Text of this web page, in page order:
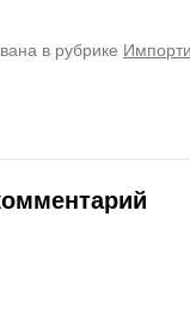
в рубрике